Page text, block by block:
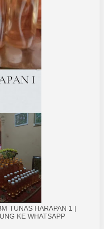
TUNAS HARAPAN 1 |
KE WHATSAPP